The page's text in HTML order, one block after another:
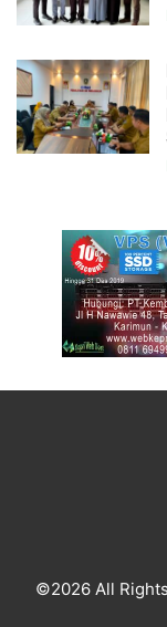
©2026 All